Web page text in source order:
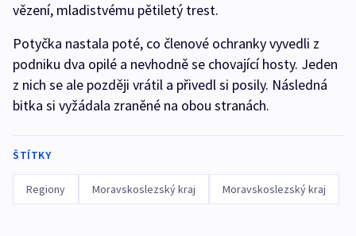
vězení, mladistvému pětiletý trest.
Potyčka nastala poté, co členové ochranky vyvedli z
podniku dva opilé a nevhodně se chovající hosty. Jeden
z nich se ale později vrátil a přivedl si posily. Následná
bitka si vyžádala zraněné na obou stranách.
ŠTÍTKY
Regiony Moravskoslezský kraj Moravskoslezský kraj